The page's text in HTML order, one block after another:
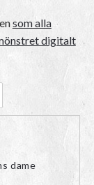
som alla
digitalt
dame